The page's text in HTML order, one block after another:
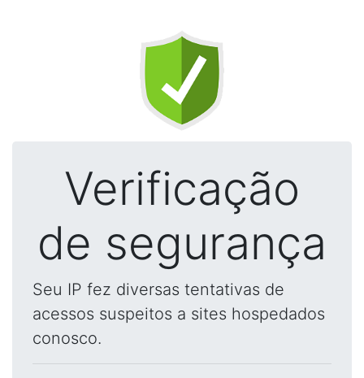
Verificação
de segurança
Seu IP fez diversas tentativas de
acessos suspeitos a sites hospedados
conosco.